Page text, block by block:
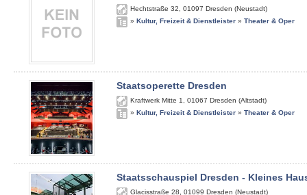
Hechtstraße 32 01097 Dresden (Neustadt)
» Kultur, Freizeit & Dienstleister » Theater & Oper
Staatsoperette Dresden
Kraftwerk Mitte 1 01067 Dresden (Altstadt)
» Kultur, Freizeit & Dienstleister » Theater & Oper
Staatsschauspiel Dresden - Kleines
Glacisstraße 28 01099 Dresden (Neustadt)